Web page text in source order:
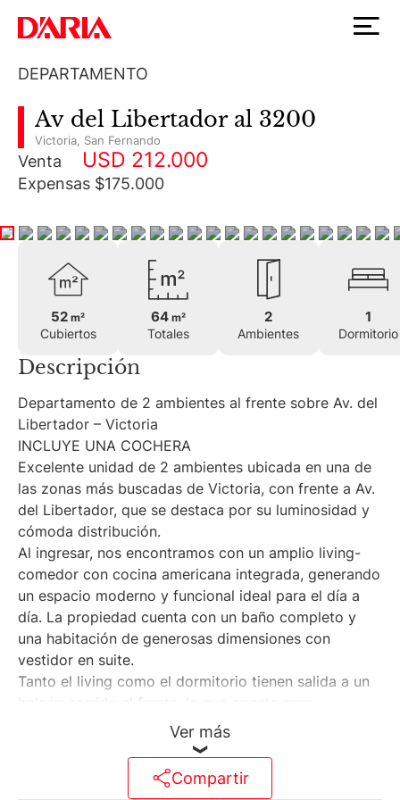
DEPARTAMENTO
Av del Libertador al 3200
Victoria San Fernando
Venta USD 212.000
Expensas $175.000
52m²
Cubiertos
64 m²
Totales
2
Ambientes
1
Dormitorio
Descripción
Departamento de 2 ambientes al frente sobre Av. del
Libertador – Victoria
INCLUYE UNA COCHERA
Excelente unidad de 2 ambientes ubicada en una de
las zonas más buscadas de Victoria, con frente a Av.
del Libertador, que se destaca por su luminosidad y
cómoda distribución.
Al ingresar, nos encontramos con un amplio living-
comedor con cocina americana integrada, generando
un espacio moderno y funcional ideal para el día a
día. La propiedad cuenta con un baño completo y
una habitación de generosas dimensiones con
vestidor en suite.
Tanto el living como el dormitorio tienen salida a un
balcón corrido al frente, lo que aporta gran
luminosidad y ventilación natural a todos los
El departamento dispone de calefacción por losa
radiante y preinstalación para equipos de aire
Ver más
Compartir